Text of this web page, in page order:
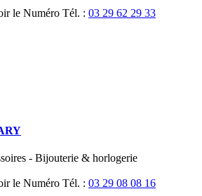
le Numéro Tél. : 03 29 62 29 33
- Bijouterie & horlogerie
le Numéro Tél. : 03 29 08 08 16